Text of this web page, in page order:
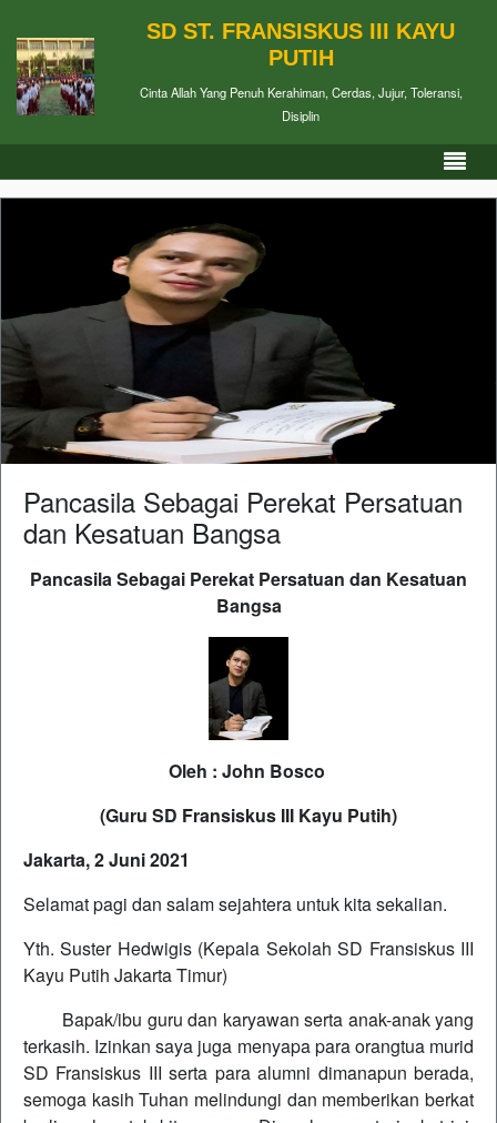
SD ST. FRANSISKUS III KAYU
PUTIH
Cinta Allah Yang Penuh Kerahiman, Cerdas, Jujur, Toleransi,
Disiplin
Pancasila Sebagai Perekat Persatuan
dan Kesatuan Bangsa
Pancasila Sebagai Perekat Persatuan dan Kesatuan
Bangsa
Oleh : John Bosco
(Guru SD Fransiskus III Kayu Putih)
Jakarta, 2 Juni 2021
Selamat pagi dan salam sejahtera untuk kita sekalian.
Yth. Suster Hedwigis (Kepala Sekolah SD Fransiskus III
Kayu Putih Jakarta Timur)
Bapak/ibu guru dan karyawan serta anak-anak yang
terkasih. Izinkan saya juga menyapa para orangtua murid
SD Fransiskus III serta para alumni dimanapun berada,
semoga kasih Tuhan melindungi dan memberikan berkat